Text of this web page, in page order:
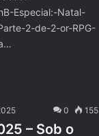
Especial:-Natal-
2-de-2-or-RPG-
0 155
– Sob o